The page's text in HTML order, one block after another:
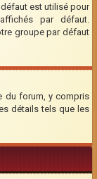
est utilisé pour
par défaut.
groupe par défaut
du forum, y compris
détails tels que les